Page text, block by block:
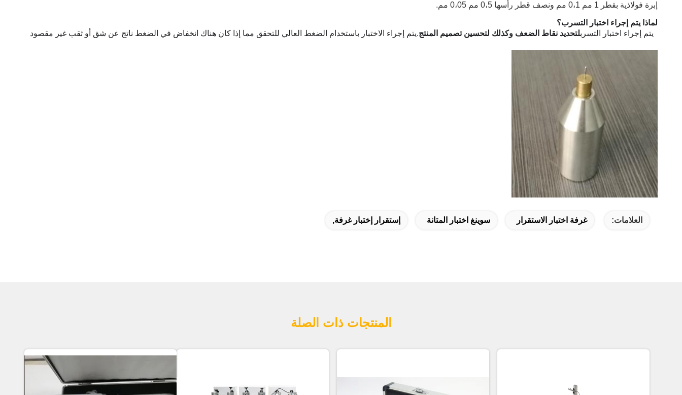
إبرة فولاذية بقطر 1 مم 0،1 مم ونصف قطر رأسها 0،5 مم 0،05 مم.
لماذا يتم إجراء اختبار التسرب؟
يتم إجراء اختبار التسربلتحديد نقاط الضعف وكذلك لتحسين تصميم المنتج.يتم إجراء الاختبار باستخدام الضغط العالي للتحقق مما إذا كان هناك انخفاض في الضغط ناتج عن شق أو ثقب غير مقصود
العلامات: غرفة اختبار الاستقرار سوينغ اختبار المتانة إستقرار إختبار غرفة,
المنتجات ذات الصلة